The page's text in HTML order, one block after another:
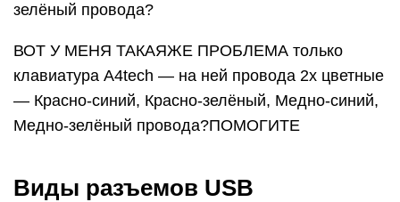
зелёный провода?
ВОТ У МЕНЯ ТАКАЯЖЕ ПРОБЛЕМА только
клавиатура A4tech — на ней провода 2х цветные
— Красно-синий, Красно-зелёный, Медно-синий,
Медно-зелёный провода?ПОМОГИТЕ
Виды разъемов USB